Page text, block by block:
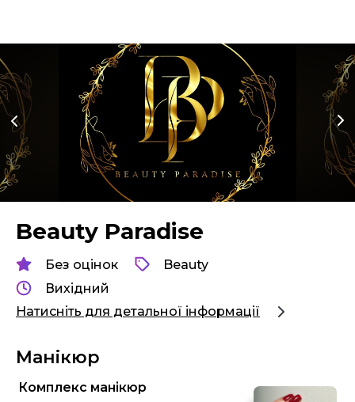
Beauty Paradise
Без оцінок
Beauty
Вихідний
Натисніть для детальної інформації
Манікюр
Комплекс манікюр